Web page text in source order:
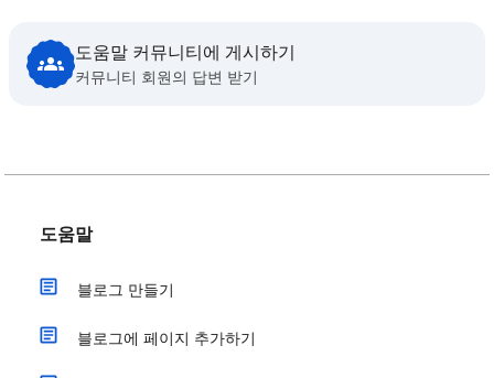
도움말 커뮤니티에 게시하기
커뮤니티 회원의 답변 받기
도움말
블로그 만들기
블로그에 페이지 추가하기